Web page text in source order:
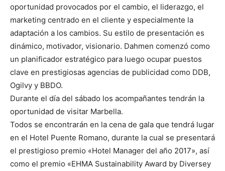
oportunidad provocados por el cambio, el liderazgo, el
marketing centrado en el cliente y especialmente la
adaptación a los cambios. Su estilo de presentación es
dinámico, motivador, visionario. Dahmen comenzó como
un planificador estratégico para luego ocupar puestos
clave en prestigiosas agencias de publicidad como DDB,
Ogilvy y BBDO.
Durante el día del sábado los acompañantes tendrán la
oportunidad de visitar Marbella.
Todos se encontrarán en la cena de gala que tendrá lugar
en el Hotel Puente Romano, durante la cual se presentará
el prestigioso premio «Hotel Manager del año 2017», así
como el premio «EHMA Sustainability Award by Diversey